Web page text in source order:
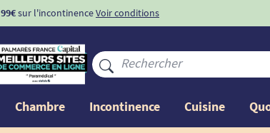
99€sur l'incontinenceVoir conditions
Chambre Incontinence Cuisine